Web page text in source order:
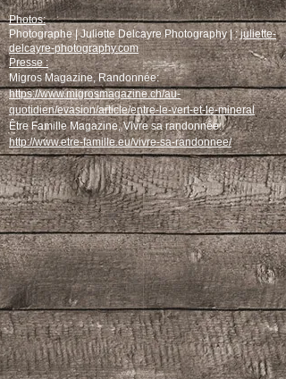
Photos:
Photographe | Juliette Delcayre Photography | :juliette-
delcayre-photography.com
Presse :
Migros Magazine, Randonnée:
https://www.migrosmagazine.ch/au-
quotidien/evasion/article/entre-le-vert-et-le-mineral
Être Famille Magazine, Vivre sa randonnée:
http://www.etre-famille.eu/vivre-sa-randonnee/